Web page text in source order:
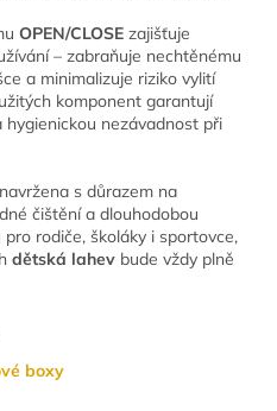
OPEN/CLOSE zajišťuje
– zabraňuje nechtěnému
a minimalizuje riziko vylití
komponent garantují
nezávadnost při
s důrazem na
čištění a dlouhodobou
rodiče, školáky i sportovce,
dětská lahev bude vždy plně
boxy